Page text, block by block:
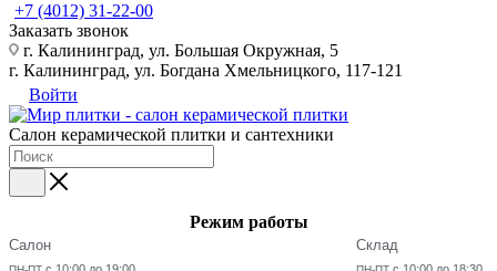
+7 (4012) 31-22-00
Заказать звонок
г. Калининград, ул. Большая Окружная, 5
г. Калининград, ул. Богдана Хмельницкого, 117-121
Войти
Салон керамической плитки и сантехники
Режим работы
Салон Склад